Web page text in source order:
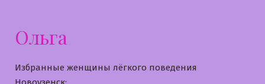
Ольга
Избранные женщины лёгкого поведения